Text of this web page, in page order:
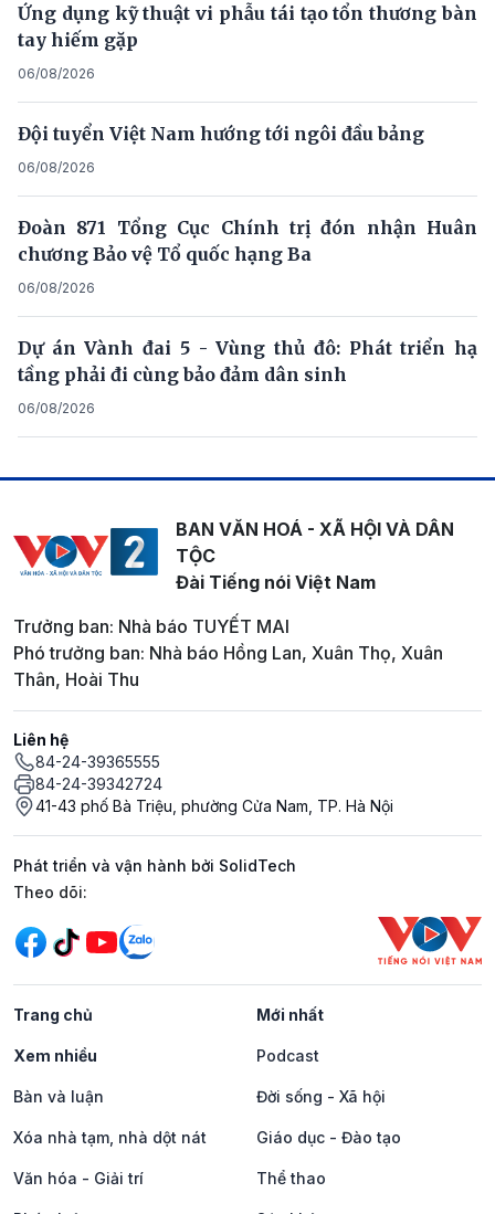
Ứng dụng kỹ thuật vi phẫu tái tạo tổn thương bàn
tay hiếm gặp
06/08/2026
Đội tuyển Việt Nam hướng tới ngôi đầu bảng
06/08/2026
Đoàn 871 Tổng Cục Chính trị đón nhận Huân
chương Bảo vệ Tổ quốc hạng Ba
06/08/2026
Dự án Vành đai 5 - Vùng thủ đô: Phát triển hạ
tầng phải đi cùng bảo đảm dân sinh
06/08/2026
BAN VĂN HOÁ - XÃ HỘI VÀ DÂN
TỘC
Đài Tiếng nói Việt Nam
Trưởng ban: Nhà báo TUYẾT MAI
Phó trưởng ban: Nhà báo Hồng Lan, Xuân Thọ, Xuân
Thân, Hoài Thu
Liên hệ
84-24-39365555
84-24-39342724
41-43 phố Bà Triệu, phường Cửa Nam, TP. Hà Nội
Phát triển và vận hành bởi SolidTech
Mạng xã hội
Theo dõi:
Trang chủ Mới nhất
Xem nhiều Podcast
Bàn và luận Đời sống - Xã hội
Xóa nhà tạm, nhà dột nát Giáo dục - Đào tạo
Văn hóa - Giải trí Thể thao